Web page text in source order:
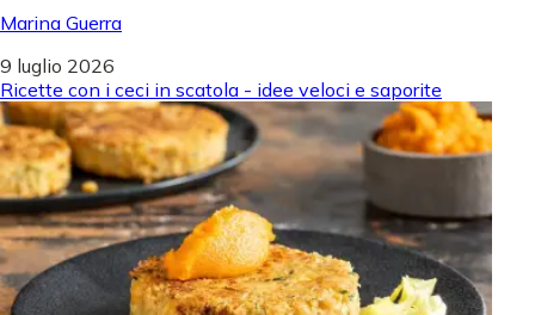
Marina Guerra
9 luglio 2026
Ricette con i ceci in scatola - idee veloci e saporite